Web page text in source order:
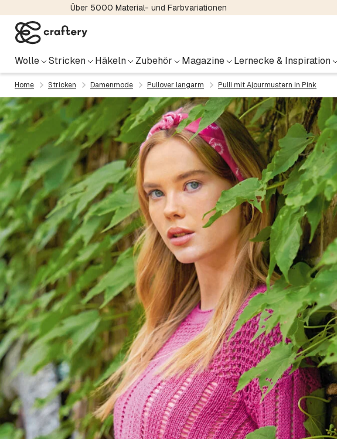
Über 5000 Material- und Farbvariationen
Wolle Stricken Häkeln Zubehör Magazine Lernecke & Inspiration
Home Stricken Damenmode Pullover langarm Pulli mit Ajourmustern in Pink